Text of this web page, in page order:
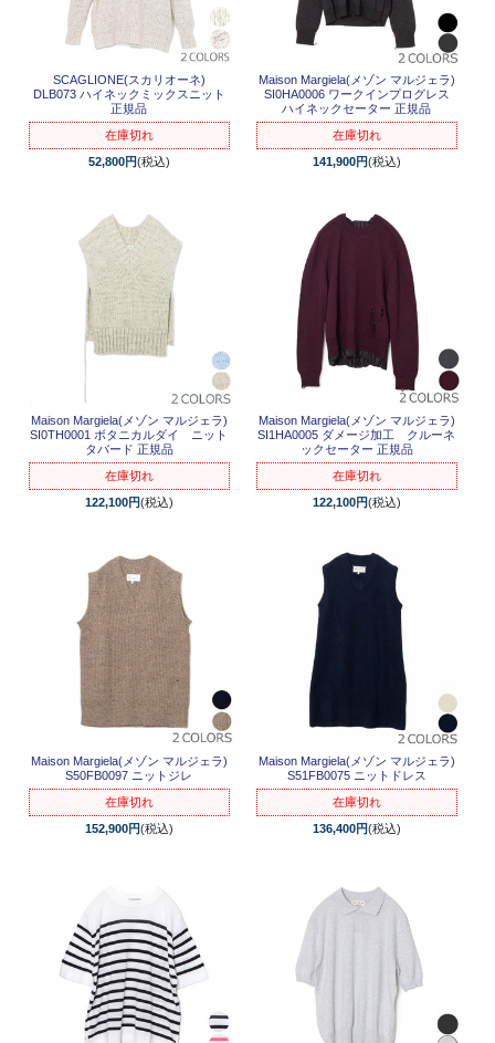
SCAGLIONE(スカリオーネ)
DLB073 ハイネックミックスニット
正規品
在庫切れ
52,800円(税込)
Maison Margiela(メゾン マルジェラ)
SI0HA0006 ワークインプログレス
ハイネックセーター 正規品
在庫切れ
141,900円(税込)
Maison Margiela(メゾン マルジェラ)
SI0TH0001 ボタニカルダイ ニット
タバード 正規品
在庫切れ
122,100円(税込)
Maison Margiela(メゾン マルジェラ)
SI1HA0005 ダメージ加工 クルーネ
ックセーター 正規品
在庫切れ
122,100円(税込)
Maison Margiela(メゾン マルジェラ)
S50FB0097 ニットジレ
在庫切れ
152,900円(税込)
Maison Margiela(メゾン マルジェラ)
S51FB0075 ニットドレス
在庫切れ
136,400円(税込)